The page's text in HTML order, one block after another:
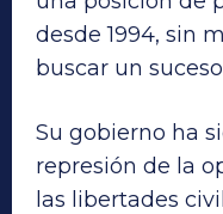
desde 1994, sin
buscar un
Su gobierno ha
represión de la
las libertades